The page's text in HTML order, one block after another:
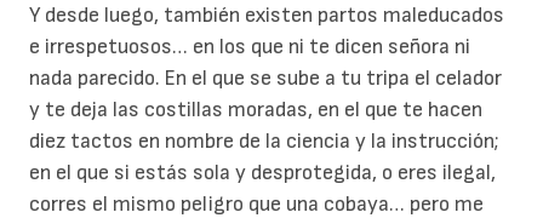
Y desde luego, también existen partos maleducados
e irrespetuosos… en los que ni te dicen señora ni
nada parecido. En el que se sube a tu tripa el celador
y te deja las costillas moradas, en el que te hacen
diez tactos en nombre de la ciencia y la instrucción;
en el que si estás sola y desprotegida, o eres ilegal,
corres el mismo peligro que una cobaya… pero me